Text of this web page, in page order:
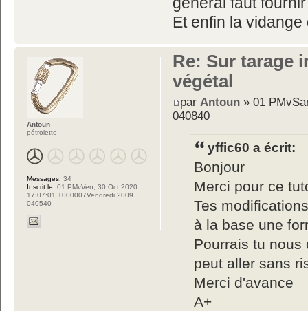
Et enfin la
Re: Sur tarage
végétal
par Antoun » 01
040840
yffic60 a écrit:
Bonjour
Merci pour ce
Tes
à la base une
Pourrais tu
peut aller sans
Merci d'avance
A+
Antoun
pétrolette
Messages: 34
Inscrit le: 01 PMvVen, 30 Oct 2020
17:07:01 +000007Vendredi 2009
040540